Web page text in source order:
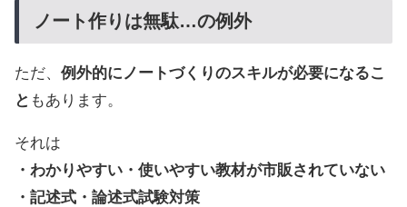
ノート作りは無駄…の例外
ただ、 例外的にノートづくりのスキルが必要になるこ
と もあります。
それは
・わかりやすい・使いやすい教材が市販されていない
・記述式・論述式試験対策